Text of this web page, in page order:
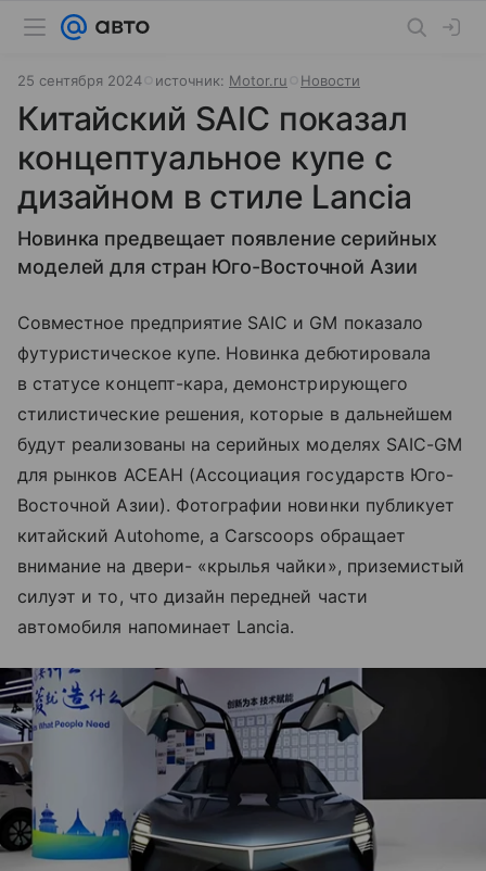
25 сентября 2024 источник: Motor.ru Новости
Китайский SAIC показал
концептуальное купе с
дизайном в стиле Lancia
Новинка предвещает появление серийных
моделей для стран Юго-Восточной Азии
Совместное предприятие SAIC и GM показало
футуристическое купе. Новинка дебютировала
в статусе концепт-кара, демонстрирующего
стилистические решения, которые в дальнейшем
будут реализованы на серийных моделях SAIC-GM
для рынков АСЕАН (Ассоциация государств Юго-
Восточной Азии). Фотографии новинки публикует
китайский Autohome, а Carscoops обращает
внимание на двери- «крылья чайки», приземистый
силуэт и то, что дизайн передней части
автомобиля напоминает Lancia.